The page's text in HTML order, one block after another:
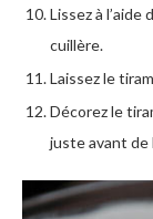
Lissez à l’aide
cuillère.
Laissez le
Décorez le
juste avant de